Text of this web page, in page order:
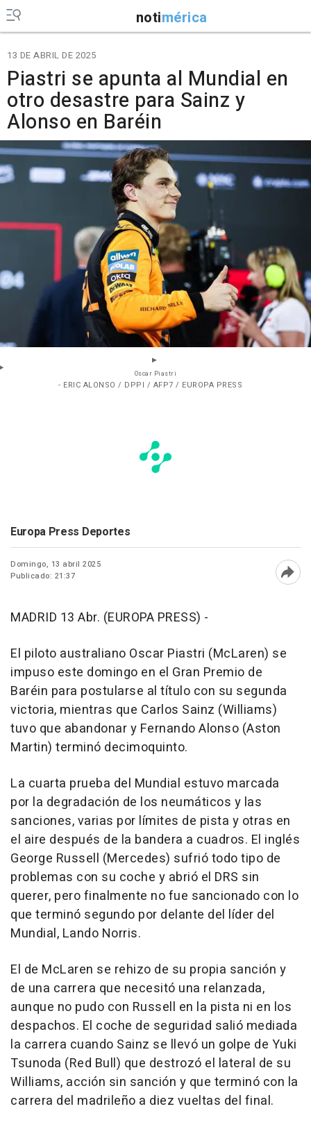
notimérica
13 DE ABRIL DE 2025
Piastri se apunta al Mundial en
otro desastre para Sainz y
Alonso en Baréin
Oscar Piastri
- ERIC ALONSO / DPPI / AFP7 / EUROPA PRESS
Europa Press Deportes
Domingo, 13 abril 2025
Publicado: 21:37
MADRID 13 Abr. (EUROPA PRESS) -
El piloto australiano Oscar Piastri (McLaren) se
impuso este domingo en el Gran Premio de
Baréin para postularse al título con su segunda
victoria, mientras que Carlos Sainz (Williams)
tuvo que abandonar y Fernando Alonso (Aston
Martin) terminó decimoquinto.
La cuarta prueba del Mundial estuvo marcada
por la degradación de los neumáticos y las
sanciones, varias por límites de pista y otras en
el aire después de la bandera a cuadros. El inglés
George Russell (Mercedes) sufrió todo tipo de
problemas con su coche y abrió el DRS sin
querer, pero finalmente no fue sancionado con lo
que terminó segundo por delante del líder del
Mundial, Lando Norris.
El de McLaren se rehizo de su propia sanción y
de una carrera que necesitó una relanzada,
aunque no pudo con Russell en la pista ni en los
despachos. El coche de seguridad salió mediada
la carrera cuando Sainz se llevó un golpe de Yuki
Tsunoda (Red Bull) que destrozó el lateral de su
Williams, acción sin sanción y que terminó con la
carrera del madrileño a diez vueltas del final.